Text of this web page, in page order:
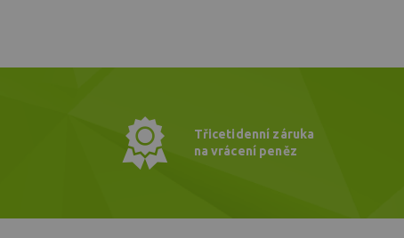
Třicetidenní záruka
na vrácení peněz